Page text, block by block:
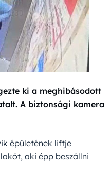
ki a meghibásodott
A biztonsági kamera
épületének liftje
aki épp beszállni